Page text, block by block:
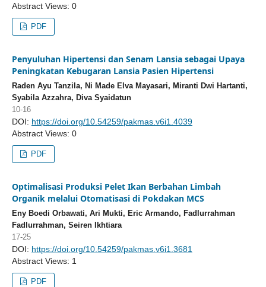
Abstract Views: 0
PDF
Penyuluhan Hipertensi dan Senam Lansia sebagai Upaya
Peningkatan Kebugaran Lansia Pasien Hipertensi
Raden Ayu Tanzila, Ni Made Elva Mayasari, Miranti Dwi Hartanti,
Syabila Azzahra, Diva Syaidatun
10-16
DOI: https://doi.org/10.54259/pakmas.v6i1.4039
Abstract Views: 0
PDF
Optimalisasi Produksi Pelet Ikan Berbahan Limbah
Organik melalui Otomatisasi di Pokdakan MCS
Eny Boedi Orbawati, Ari Mukti, Eric Armando, Fadlurrahman
Fadlurrahman, Seiren Ikhtiara
17-25
DOI: https://doi.org/10.54259/pakmas.v6i1.3681
Abstract Views: 1
PDF